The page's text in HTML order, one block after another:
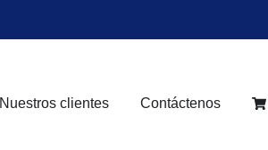
Nuestros clientes Contáctenos